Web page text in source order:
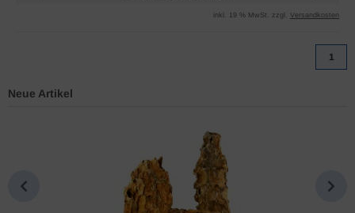
inkl. 19 % MwSt. zzgl. Versandkosten
1
Neue Artikel